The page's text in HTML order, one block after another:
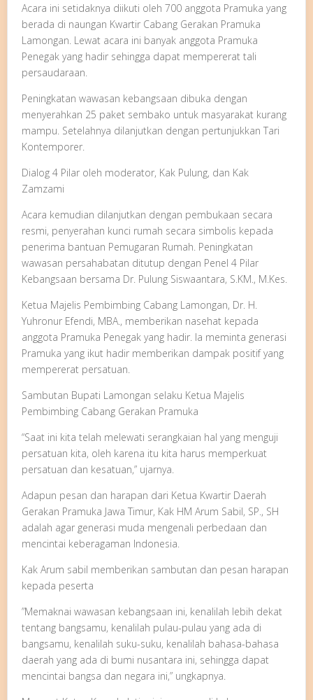
Acara ini setidaknya diikuti oleh 700 anggota Pramuka yang
berada di naungan Kwartir Cabang Gerakan Pramuka
Lamongan. Lewat acara ini banyak anggota Pramuka
Penegak yang hadir sehingga dapat mempererat tali
persaudaraan.
Peningkatan wawasan kebangsaan dibuka dengan
menyerahkan 25 paket sembako untuk masyarakat kurang
mampu. Setelahnya dilanjutkan dengan pertunjukkan Tari
Kontemporer.
Dialog 4 Pilar oleh moderator, Kak Pulung, dan Kak
Zamzami
Acara kemudian dilanjutkan dengan pembukaan secara
resmi, penyerahan kunci rumah secara simbolis kepada
penerima bantuan Pemugaran Rumah. Peningkatan
wawasan persahabatan ditutup dengan Penel 4 Pilar
Kebangsaan bersama Dr. Pulung Siswaantara, S.KM., M.Kes.
Ketua Majelis Pembimbing Cabang Lamongan, Dr. H.
Yuhronur Efendi, MBA., memberikan nasehat kepada
anggota Pramuka Penegak yang hadir. Ia meminta generasi
Pramuka yang ikut hadir memberikan dampak positif yang
mempererat persatuan.
Sambutan Bupati Lamongan selaku Ketua Majelis
Pembimbing Cabang Gerakan Pramuka
“Saat ini kita telah melewati serangkaian hal yang menguji
persatuan kita, oleh karena itu kita harus memperkuat
persatuan dan kesatuan,” ujarnya.
Adapun pesan dan harapan dari Ketua Kwartir Daerah
Gerakan Pramuka Jawa Timur, Kak HM Arum Sabil, SP., SH
adalah agar generasi muda mengenali perbedaan dan
mencintai keberagaman Indonesia.
Kak Arum sabil memberikan sambutan dan pesan harapan
kepada peserta
”Memaknai wawasan kebangsaan ini, kenalilah lebih dekat
tentang bangsamu, kenalilah pulau-pulau yang ada di
bangsamu, kenalilah suku-suku, kenalilah bahasa-bahasa
daerah yang ada di bumi nusantara ini, sehingga dapat
mencintai bangsa dan negara ini,” ungkapnya.